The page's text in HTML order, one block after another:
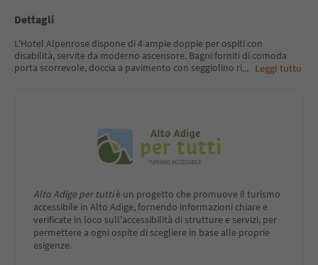
Dettagli
L'Hotel Alpenrose dispone di 4 ampie doppie per ospiti con
disabilità, servite da moderno ascensore. Bagni forniti di comoda
porta scorrevole, doccia a pavimento con seggiolino ri... Leggi tutto
Alto Adige per tuttiè un progetto che promuove il turismo
accessibile in Alto Adige, fornendo informazioni chiare e
verificate in loco sull'accessibilità di strutture e servizi, per
permettere a ogni ospite di scegliere in base alle proprie
esigenze.